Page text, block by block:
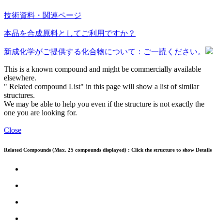
技術資料・関連ページ
本品を合成原料としてご利用ですか？
新成化学がご提供する化合物について：ご一読ください。
This is a known compound and might be commercially available
elsewhere.
" Related compound List" in this page will show a list of similar
structures.
We may be able to help you even if the structure is not exactly the
one you are looking for.
Close
Related Compounds (Max. 25 compounds displayed) : Click the structure to show Details